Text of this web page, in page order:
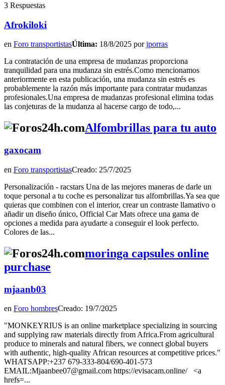
3 Respuestas
Afrokiloki
en Foro transportistasÚltima: 18/8/2025 porjporras
La contratación de una empresa de mudanzas proporciona
tranquilidad para una mudanza sin estrés.Como mencionamos
anteriormente en esta publicación, una mudanza sin estrés es
probablemente la razón más importante para contratar mudanzas
profesionales.Una empresa de mudanzas profesional elimina todas
las conjeturas de la mudanza al hacerse cargo de todo,...
Alfombrillas para tu auto
gaxocam
en Foro transportistasCreado: 25/7/2025
Personalización - racstars Una de las mejores maneras de darle un
toque personal a tu coche es personalizar tus alfombrillas.Ya sea que
quieras que combinen con el interior, crear un contraste llamativo o
añadir un diseño único, Official Car Mats ofrece una gama de
opciones a medida para ayudarte a conseguir el look perfecto.
Colores de las...
moringa capsules online
purchase
mjaanb03
en Foro hombresCreado: 19/7/2025
"MONKEYRIUS is an online marketplace specializing in sourcing
and supplying raw materials directly from Africa.From agricultural
produce to minerals and natural fibers, we connect global buyers
with authentic, high-quality African resources at competitive prices."
WHATSAPP:+237 679-333-804/690-401-573
EMAIL:Mjaanbee07@gmail.com https://evisacam.online/ <a
hrefs=...